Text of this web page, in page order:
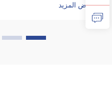
عرض المزيد